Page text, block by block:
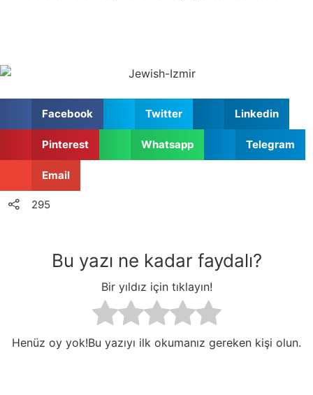
Facebook Twitter Linkedin
Pinterest Whatsapp Telegram
Email
295
Bu yazı ne kadar faydalı?
Bir yıldız için tıklayın!
Henüz oy yok!Bu yazıyı ilk okumanız gereken kişi olun.